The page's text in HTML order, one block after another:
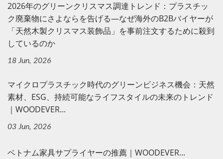
2026年のグリーンクリスマス調達トレンド：プラスチッ
ク廃棄物にさよならを告げる—なぜ海外のB2Bバイヤーが
「天然木製クリスマス装飾品」を事前注文するために殺到
しているのか
18 Jun, 2026
マイクロプラスチック時代のグリーンビジネス機会：天然
素材、ESG、持続可能なライフスタイルの未来のトレンド
｜WOODEVER...
03 Jun, 2026
ベトナム家具サプライヤーの推薦｜WOODEVER...